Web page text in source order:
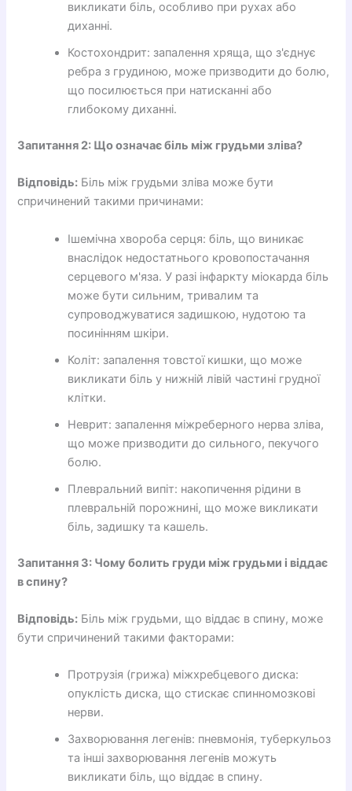
викликати біль, особливо при рухах або
диханні.
Костохондрит: запалення хряща, що з'єднує
ребра з грудиною, може призводити до болю,
що посилюється при натисканні або
глибокому диханні.
Запитання 2: Що означає біль між грудьми зліва?
Відповідь: Біль між грудьми зліва може бути
спричинений такими причинами:
Ішемічна хвороба серця: біль, що виникає
внаслідок недостатнього кровопостачання
серцевого м'яза. У разі інфаркту міокарда біль
може бути сильним, тривалим та
супроводжуватися задишкою, нудотою та
посинінням шкіри.
Коліт: запалення товстої кишки, що може
викликати біль у нижній лівій частині грудної
клітки.
Неврит: запалення міжреберного нерва зліва,
що може призводити до сильного, пекучого
болю.
Плевральний випіт: накопичення рідини в
плевральній порожнині, що може викликати
біль, задишку та кашель.
Запитання 3: Чому болить груди між грудьми і віддає
в спину?
Відповідь: Біль між грудьми, що віддає в спину, може
бути спричинений такими факторами:
Протрузія (грижа) міжхребцевого диска:
опуклість диска, що стискає спинномозкові
нерви.
Захворювання легенів: пневмонія, туберкульоз
та інші захворювання легенів можуть
викликати біль, що віддає в спину.